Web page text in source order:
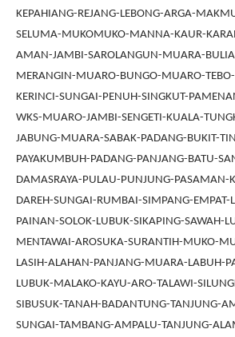
KEPAHIANG-REJANG-LEBONG-ARGA-
SELUMA-MUKOMUKO-MANNA-KAUR-
AMAN-JAMBI-SAROLANGUN-MUARA-
MERANGIN-MUARO-BUNGO-MUARO-
KERINCI-SUNGAI-PENUH-SINGKUT-
WKS-MUARO-JAMBI-SENGETI-KUALA-
JABUNG-MUARA-SABAK-PADANG-BUKIT-
PAYAKUMBUH-PADANG-PANJANG-BATU-
DAMASRAYA-PULAU-PUNJUNG-PASAMAN-
DAREH-SUNGAI-RUMBAI-SIMPANG-EMPAT-
PAINAN-SOLOK-LUBUK-SIKAPING-SAWAH-
MENTAWAI-AROSUKA-SURANTIH-MUKO-
LASIH-ALAHAN-PANJANG-MUARA-LABUH-
LUBUK-MALAKO-KAYU-ARO-TALAWI-
SIBUSUK-TANAH-BADANTUNG-TANJUNG-
SUNGAI-TAMBANG-AMPALU-TANJUNG-